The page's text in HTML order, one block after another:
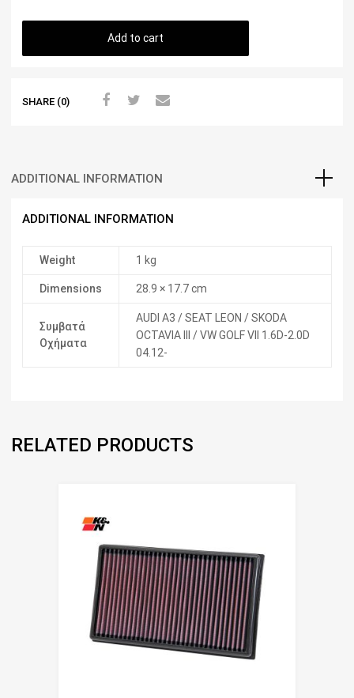
Add to cart
SHARE (0)
ADDITIONAL INFORMATION
ADDITIONAL INFORMATION
Weight 1 kg
Dimensions 28.9 × 17.7 cm
Συμβατά
Οχήματα
AUDI A3 / SEAT LEON / SKODA
OCTAVIA III / VW GOLF VII 1.6D-2.0D
04.12-
RELATED PRODUCTS